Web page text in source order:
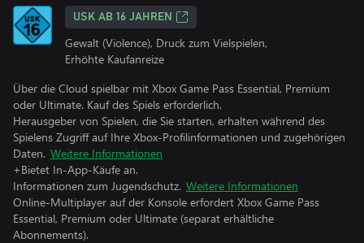
USK AB 16 JAHREN
Gewalt (Violence), Druck zum Vielspielen,
Erhöhte Kaufanreize
Über die Cloud spielbar mit Xbox Game Pass Essential, Premium
oder Ultimate. Kauf des Spiels erforderlich.
Herausgeber von Spielen, die Sie starten, erhalten während des
Spielens Zugriff auf Ihre Xbox-Profilinformationen und zugehörigen
Daten. Weitere Informationen
+Bietet In-App-Käufe an.
Informationen zum Jugendschutz. Weitere Informationen
Online-Multiplayer auf der Konsole erfordert Xbox Game Pass
Essential, Premium oder Ultimate (separat erhältliche
Abonnements).